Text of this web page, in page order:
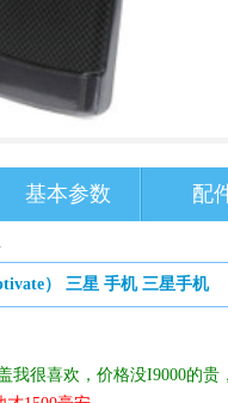
基本参数 配
） 三星 手机 三星手机
很喜欢，价格没I9000的贵